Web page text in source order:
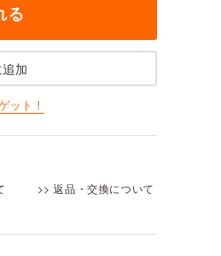
る
ット！
>> 返品・交換について